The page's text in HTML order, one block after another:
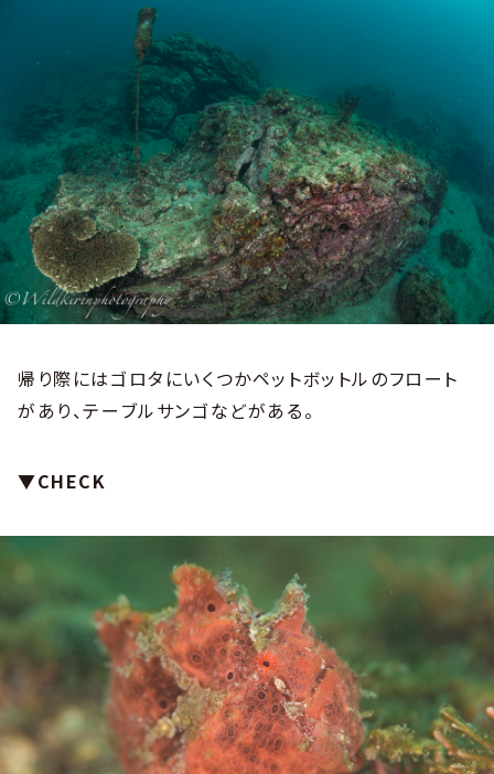
帰り際にはゴロタにいくつかペットボットルのフロート
があり、テーブルサンゴなどがある。
▼CHECK